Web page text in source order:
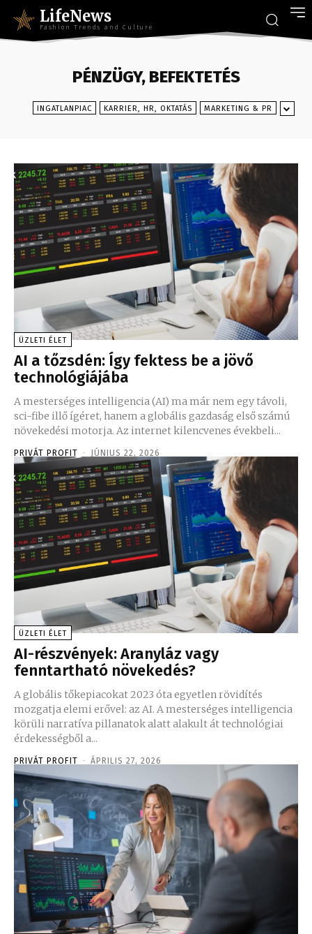
LifeNews
Fashion Trends and Culture
PÉNZÜGY, BEFEKTETÉS
INGATLANPIAC KARRIER, HR, OKTATÁS MARKETING & PR
ÜZLETI ÉLET
AI a tőzsdén: Így fektess be a jövő
technológiájába
A mesterséges intelligencia (AI) ma már nem egy távoli,
sci-fibe illő ígéret, hanem a globális gazdaság első számú
növekedési motorja. Az internet kilencvenes évekbeli...
PRIVÁT PROFIT - JÚNIUS 22, 2026
ÜZLETI ÉLET
AI-részvények: Aranyláz vagy
fenntartható növekedés?
A globális tőkepiacokat 2023 óta egyetlen rövidítés
mozgatja elemi erővel: az AI. A mesterséges intelligencia
körüli narratíva pillanatok alatt alakult át technológiai
érdekességből a...
PRIVÁT PROFIT - ÁPRILIS 27, 2026